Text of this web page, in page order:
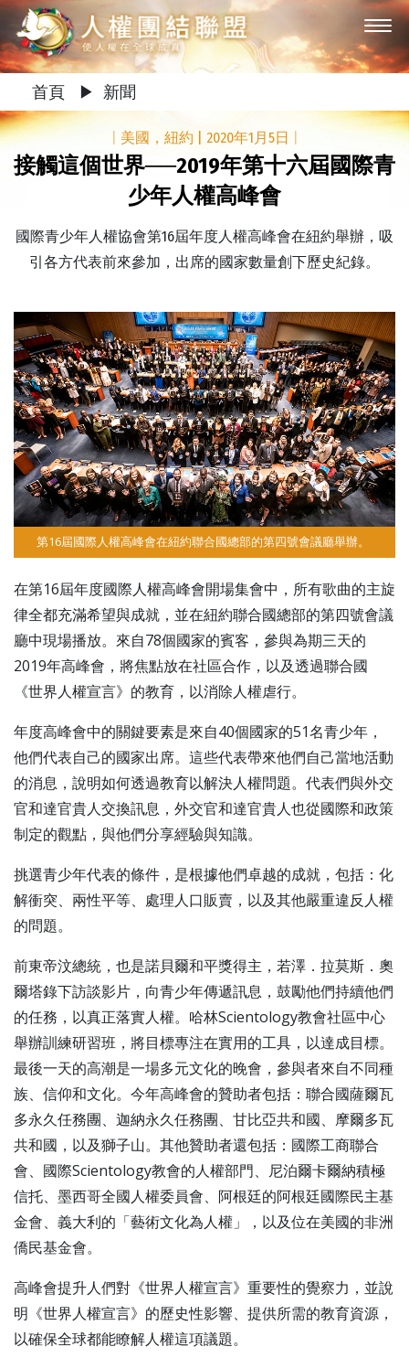
首頁 ▶ 新聞
美國，紐約 2020年1月5日
接觸這個世界──2019年第十六屆國際青
少年人權高峰會
國際青少年人權協會第16屆年度人權高峰會在紐約舉辦，吸
引各方代表前來參加，出席的國家數量創下歷史紀錄。
第16屆國際人權高峰會在紐約聯合國總部的第四號會議廳舉辦。
在第16屆年度國際人權高峰會開場集會中，所有歌曲的主旋
律全都充滿希望與成就，並在紐約聯合國總部的第四號會議
廳中現場播放。來自78個國家的賓客，參與為期三天的
2019年高峰會，將焦點放在社區合作，以及透過聯合國
《世界人權宣言》的教育，以消除人權虐行。
年度高峰會中的關鍵要素是來自40個國家的51名青少年，
他們代表自己的國家出席。這些代表帶來他們自己當地活動
的消息，說明如何透過教育以解決人權問題。代表們與外交
官和達官貴人交換訊息，外交官和達官貴人也從國際和政策
制定的觀點，與他們分享經驗與知識。
挑選青少年代表的條件，是根據他們卓越的成就，包括：化
解衝突、兩性平等、處理人口販賣，以及其他嚴重違反人權
的問題。
前東帝汶總統，也是諾貝爾和平獎得主，若澤．拉莫斯．奧
爾塔錄下訪談影片，向青少年傳遞訊息，鼓勵他們持續他們
的任務，以真正落實人權。哈林Scientology教會社區中心
舉辦訓練研習班，將目標專注在實用的工具，以達成目標。
最後一天的高潮是一場多元文化的晚會，參與者來自不同種
族、信仰和文化。今年高峰會的贊助者包括：聯合國薩爾瓦
多永久任務團、迦納永久任務團、甘比亞共和國、摩爾多瓦
共和國，以及獅子山。其他贊助者還包括：國際工商聯合
會、國際Scientology教會的人權部門、尼泊爾卡爾納積極
信托、墨西哥全國人權委員會、阿根廷的阿根廷國際民主基
金會、義大利的「藝術文化為人權」，以及位在美國的非洲
僑民基金會。
高峰會提升人們對《世界人權宣言》重要性的覺察力，並說
明《世界人權宣言》的歷史性影響、提供所需的教育資源，
以確保全球都能瞭解人權這項議題。